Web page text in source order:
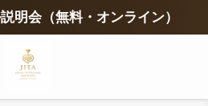
明会（無料・オンライン）